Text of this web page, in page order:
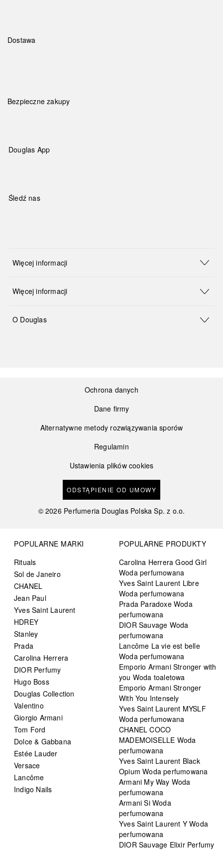
Dostawa
Bezpieczne zakupy
Douglas App
Śledź nas
Więcej informacji
Więcej informacji
O Douglas
Ochrona danych
Dane firmy
Alternatywne metody rozwiązywania sporów
Regulamin
Ustawienia plików cookies
ODSTĄPIENIE OD UMOWY
©2026 Perfumeria Douglas Polska Sp. z o.o.
POPULARNE MARKI
Rituals
Sol de Janeiro
CHANEL
Jean Paul
Yves Saint Laurent
HDREY
Stanley
Prada
Carolina Herrera
DIOR Perfumy
Hugo Boss
Douglas Collection
Valentino
Giorgio Armani
Tom Ford
Dolce & Gabbana
Estée Lauder
Versace
Lancôme
Indigo Nails
POPULARNE PRODUKTY
Carolina Herrera Good Girl
Woda perfumowana
Yves Saint Laurent Libre
Woda perfumowana
Prada Paradoxe Woda
perfumowana
DIOR Sauvage Woda
perfumowana
Lancôme La vie est belle
Woda perfumowana
Emporio Armani Stronger with
you Woda toaletowa
Emporio Armani Stronger
With You Intensely
Yves Saint Laurent MYSLF
Woda perfumowana
CHANEL COCO
MADEMOISELLE Woda
perfumowana
Yves Saint Laurent Black
Opium Woda perfumowana
Armani My Way Woda
perfumowana
Armani Si Woda
perfumowana
Yves Saint Laurent Y Woda
perfumowana
DIOR Sauvage Elixir Perfumy